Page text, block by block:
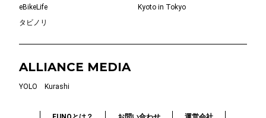
eBikeLife
Kyoto in Tokyo
タビノリ
ALLIANCE MEDIA
YOLO Kurashi